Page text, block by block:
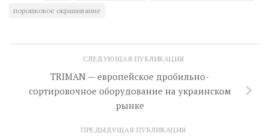
порошковое окрашивание
СЛЕДУЮЩАЯ ПУБЛИКАЦИЯ
TRIMAN — европейское дробильно-
сортировочное оборудование на украинском
рынке
ПРЕДЫДУЩАЯ ПУБЛИКАЦИЯ